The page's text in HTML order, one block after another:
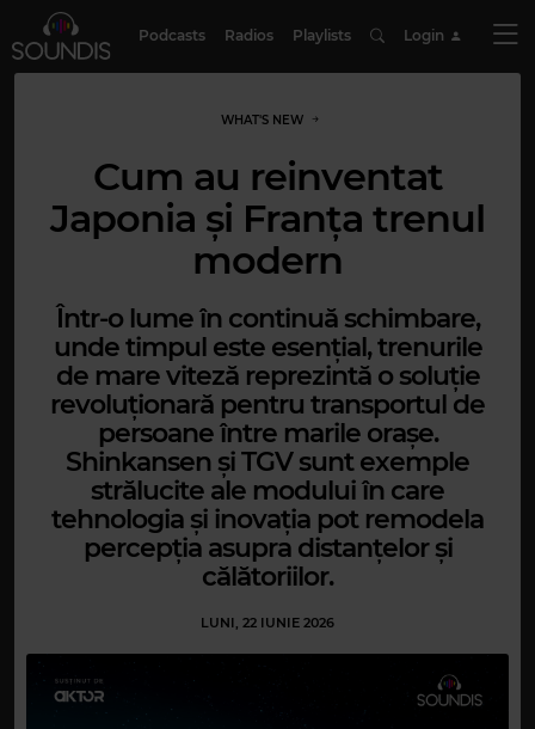
Podcasts Radios Playlists Login
WHAT'S NEW
Cum au reinventat
Japonia și Franța trenul
modern
Într-o lume în continuă schimbare,
unde timpul este esențial, trenurile
de mare viteză reprezintă o soluție
revoluționară pentru transportul de
persoane între marile orașe.
Shinkansen și TGV sunt exemple
strălucite ale modului în care
tehnologia și inovația pot remodela
percepția asupra distanțelor și
călătoriilor.
LUNI, 22 IUNIE 2026